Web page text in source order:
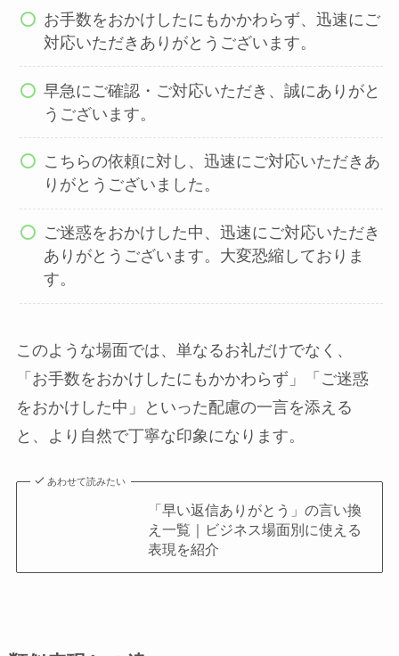
お手数をおかけしたにもかかわらず、迅速にご
対応いただきありがとうございます。
早急にご確認・ご対応いただき、誠にありがと
うございます。
こちらの依頼に対し、迅速にご対応いただきあ
りがとうございました。
ご迷惑をおかけした中、迅速にご対応いただき
ありがとうございます。大変恐縮しておりま
す。
このような場面では、単なるお礼だけでなく、
「お手数をおかけしたにもかかわらず」「ご迷惑
をおかけした中」といった配慮の一言を添える
と、より自然で丁寧な印象になります。
あわせて読みたい
「早い返信ありがとう」の言い換
え一覧｜ビジネス場面別に使える
表現を紹介